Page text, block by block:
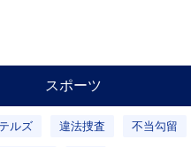
スポーツ
ルズ 違法捜査 不当勾留